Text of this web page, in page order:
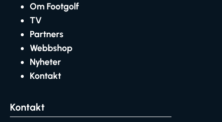
Om Footgolf
TV
Partners
Webbshop
Nyheter
Kontakt
Kontakt